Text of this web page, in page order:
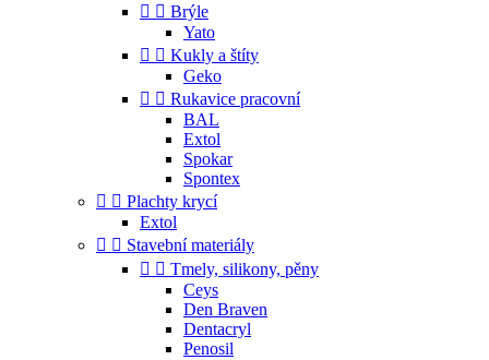
  Brýle
Yato
  Kukly a štíty
Geko
  Rukavice pracovní
BAL
Extol
Spokar
Spontex
  Plachty krycí
Extol
  Stavební materiály
  Tmely, silikony, pěny
Ceys
Den Braven
Dentacryl
Penosil